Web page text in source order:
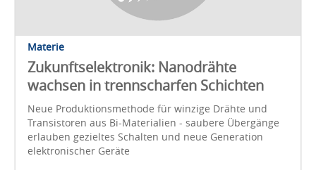
Materie
Zukunftselektronik: Nanodrähte
wachsen in trennscharfen Schichten
Neue Produktionsmethode für winzige Drähte und
Transistoren aus Bi-Materialien - saubere Übergänge
erlauben gezieltes Schalten und neue Generation
elektronischer Geräte